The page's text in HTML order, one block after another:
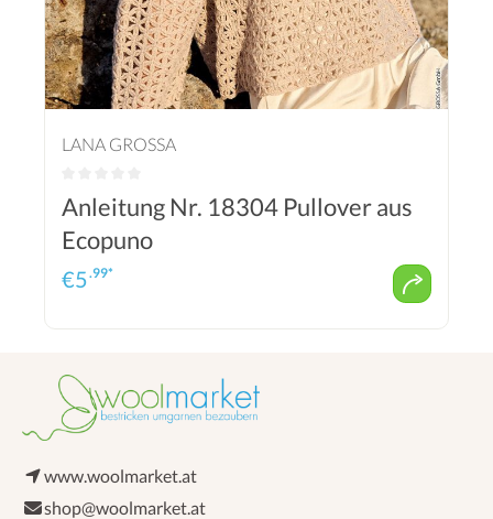
LANA GROSSA
Anleitung Nr. 18304 Pullover aus
Ecopuno
€5.99*
www.woolmarket.at
shop@woolmarket.at